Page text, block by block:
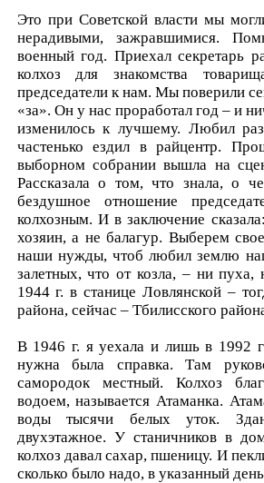
Это при Советской власти мы
нерадивыми, зажравшимися.
военный год. Приехал секретарь
колхоз для знакомства
председатели к нам. Мы поверили
«за». Он у нас проработал год – и
изменилось к лучшему. Любил
частенько ездил в райцентр.
выборном собрании вышла на
Рассказала о том, что знала, о
бездушное отношение
колхозным. И в заключение
хозяин, а не балагур. Выберем
наши нужды, чтоб любил землю
залетных, что от козла, – ни
1944 г. в станице Ловлянской –
района, сейчас – Тбилисского
В 1946 г. я уехала и лишь в 1992
нужна была справка. Там
самородок местный. Колхоз
водоем, называется Атаманка.
воды тысячи белых уток.
двухэтажное. У станичников в
колхоз давал сахар, пшеницу. И
сколько было надо, в указанный